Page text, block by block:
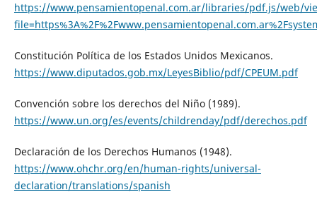
https://www.pensamientopenal.com.ar/libraries/pdf.js/web/
Constitución Política de los Estados Unidos Mexicanos.
https://www.diputados.gob.mx/LeyesBiblio/pdf/CPEUM.pdf
Convención sobre los derechos del Niño (1989).
https://www.un.org/es/events/childrenday/pdf/derechos.pdf
Declaración de los Derechos Humanos (1948).
https://www.ohchr.org/en/human-rights/universal-
declaration/translations/spanish